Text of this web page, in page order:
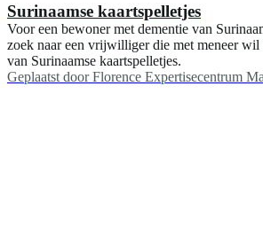
Surinaamse kaartspelletjes
Voor een bewoner met dementie van
zoek naar een vrijwilliger die met meneer
van Surinaamse kaartspelletjes.
Geplaatst door Florence Expertisecentrum